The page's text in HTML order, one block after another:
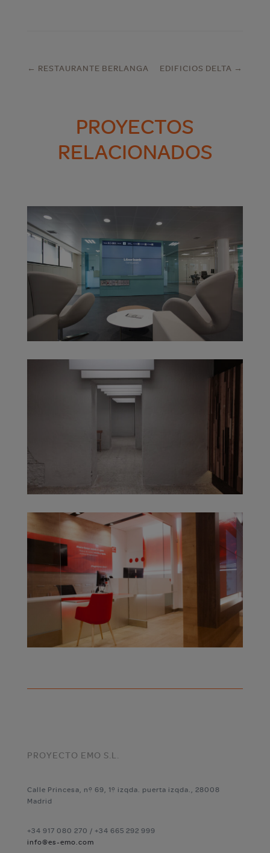
← RESTAURANTE BERLANGA EDIFICIOS DELTA →
PROYECTOS
RELACIONADOS
PROYECTO EMO S.L.
Calle Princesa, nº 69, 1º izqda. puerta izqda., 28008
Madrid
+34 917 080 270 / +34 665 292 999
info@es-emo.com